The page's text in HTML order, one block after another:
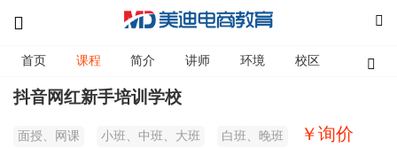
首页 课程 简介 讲师 环境 校区 资讯
抖音网红新手培训学校
面授、网课 小班、中班、大班 白班、晚班 ￥询价